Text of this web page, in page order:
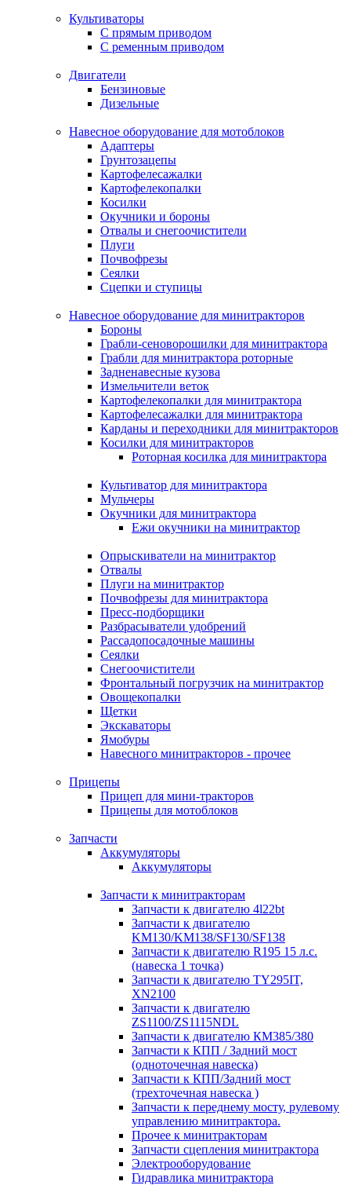
Культиваторы
С прямым приводом
С ременным приводом
Двигатели
Бензиновые
Дизельные
Навесное оборудование для мотоблоков
Адаптеры
Грунтозацепы
Картофелесажалки
Картофелекопалки
Косилки
Окучники и бороны
Отвалы и снегоочистители
Плуги
Почвофрезы
Сеялки
Сцепки и ступицы
Навесное оборудование для минитракторов
Бороны
Грабли-сеноворошилки для минитрактора
Грабли для минитрактора роторные
Задненавесные кузова
Измельчители веток
Картофелекопалки для минитрактора
Картофелесажалки для минитрактора
Карданы и переходники для минитракторов
Косилки для минитракторов
Роторная косилка для минитрактора
Культиватор для минитрактора
Мульчеры
Окучники для минитрактора
Ежи окучники на минитрактор
Опрыскиватели на минитрактор
Отвалы
Плуги на минитрактор
Почвофрезы для минитрактора
Пресс-подборщики
Разбрасыватели удобрений
Рассадопосадочные машины
Сеялки
Снегоочистители
Фронтальный погрузчик на минитрактор
Овощекопалки
Щетки
Экскаваторы
Ямобуры
Навесного минитракторов - прочее
Прицепы
Прицеп для мини-тракторов
Прицепы для мотоблоков
Запчасти
Аккумуляторы
Аккумуляторы
Запчасти к минитракторам
Запчасти к двигателю 4l22bt
Запчасти к двигателю
KM130/KM138/SF130/SF138
Запчасти к двигателю R195 15 л.с.
(навеска 1 точка)
Запчасти к двигателю TY295IT,
XN2100
Запчасти к двигателю
ZS1100/ZS1115NDL
Запчасти к двигателю КМ385/380
Запчасти к КПП / Задний мост
(одноточечная навеска)
Запчасти к КПП/Задний мост
(трехточечная навеска )
Запчасти к переднему мосту, рулевому
управлению минитрактора.
Прочее к минитракторам
Запчасти сцепления минитрактора
Электрооборудование
Гидравлика минитрактора